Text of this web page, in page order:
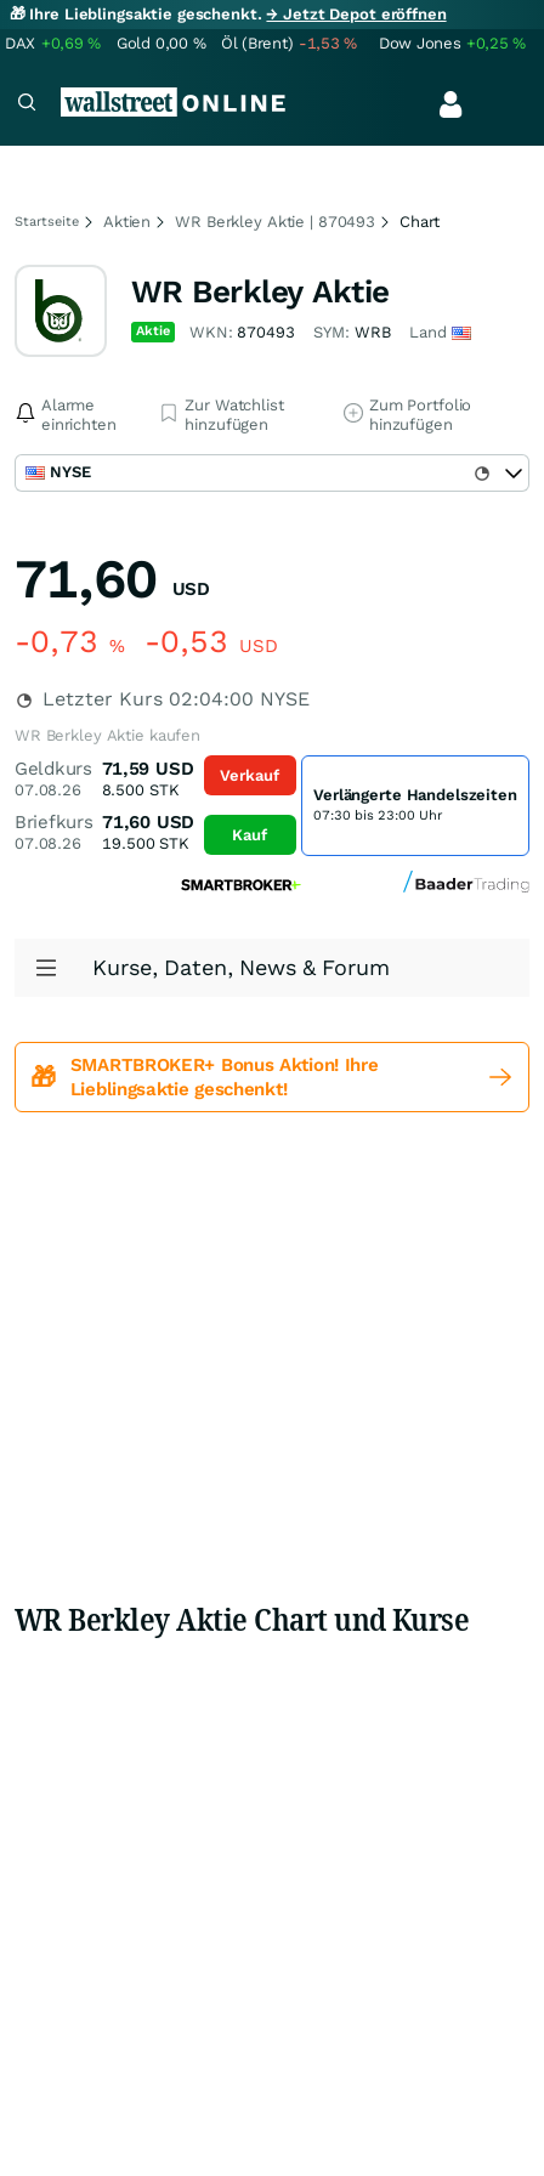
🎁 Ihre Lieblingsaktie geschenkt.→ Jetzt Depot eröffnen
DAX +0,69% Gold 0,00 % Öl (Brent) -1,53% Dow Jones +0,25%
Startseite Aktien WR Berkley Aktie | 870493 Chart
WR Berkley Aktie
Aktie WKN: 870493 SYM: WRB Land
Alarme
einrichten
Zur Watchlist
hinzufügen
Zum Portfolio
hinzufügen
NYSE
71,60 USD
-0,73 % -0,53 USD
Letzter Kurs 02:04:00 NYSE
WR Berkley Aktie kaufen
Geldkurs
07.08.26
71,59 USD
8.500STK
Briefkurs
07.08.26
71,60 USD
19.500STK
Verkauf
Kauf
Verlängerte Handelszeiten
07:30 bis 23:00 Uhr
Kurse, Daten, News & Forum
🎁
SMARTBROKER+ Bonus Aktion! Ihre
Lieblingsaktie geschenkt!
WR Berkley Aktie Chart und Kurse